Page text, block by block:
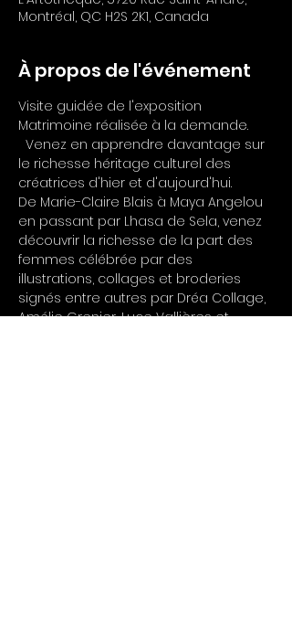
Montréal, QC H2S 2K1, Canada
À propos de l'événement
Visite guidée de l'exposition
Matrimoine réalisée à la demande.
Venez en apprendre davantage sur
le richesse héritage culturel des
créatrices d'hier et d'aujourd'hui.
De Marie-Claire Blais à Maya Angelou
en passant par Lhasa de Sela, venez
découvrir la richesse de la part des
femmes célébrée par des
illustrations, collages et broderies
signés entre autres par Dréa Collage,
Amélie Grenier, Luce Vallières et